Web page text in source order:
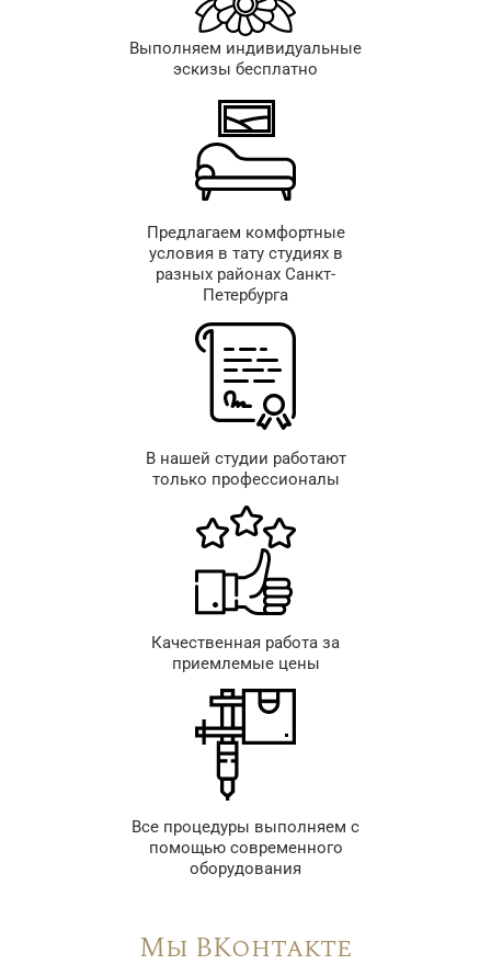
Выполняем индивидуальные
эскизы бесплатно
Предлагаем комфортные
условия в тату студиях в
разных районах Санкт-
Петербурга
В нашей студии работают
только профессионалы
Качественная работа за
приемлемые цены
Все процедуры выполняем с
помощью современного
оборудования
Мы ВКонтакте